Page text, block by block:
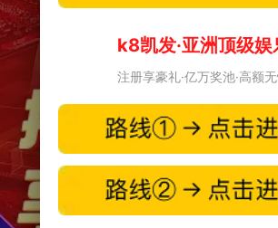
k8凯发·亚洲顶级娱
注册享豪礼·亿万奖池·高额